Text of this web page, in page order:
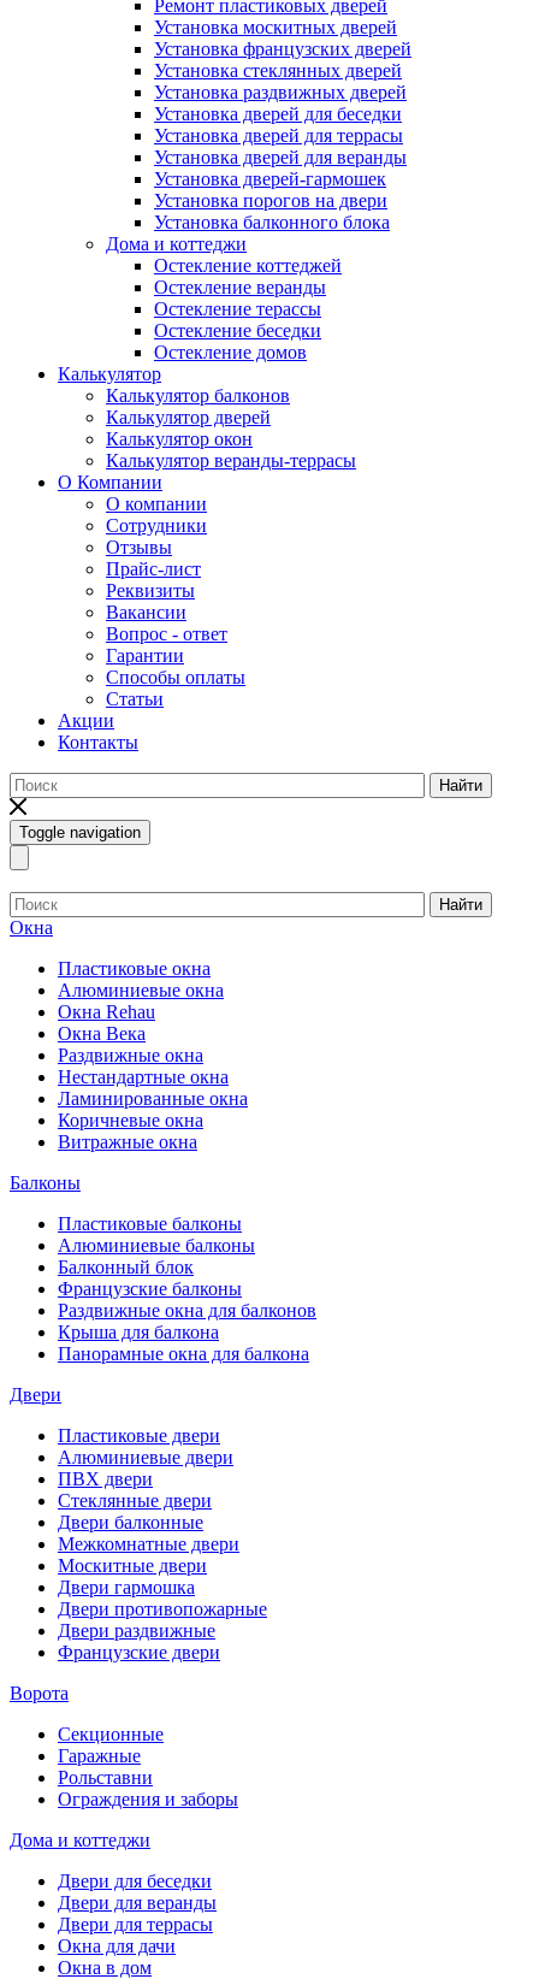
Ремонт пластиковых дверей
Установка москитных дверей
Установка французских дверей
Установка стеклянных дверей
Установка раздвижных дверей
Установка дверей для беседки
Установка дверей для террасы
Установка дверей для веранды
Установка дверей-гармошек
Установка порогов на двери
Установка балконного блока
Дома и коттеджи
Остекление коттеджей
Остекление веранды
Остекление терассы
Остекление беседки
Остекление домов
Калькулятор
Калькулятор балконов
Калькулятор дверей
Калькулятор окон
Калькулятор веранды-террасы
О Компании
О компании
Сотрудники
Отзывы
Прайс-лист
Реквизиты
Вакансии
Вопрос - ответ
Гарантии
Способы оплаты
Статьи
Акции
Контакты
Найти
Toggle navigation
Найти
Окна
Пластиковые окна
Алюминиевые окна
Окна Rehau
Окна Века
Раздвижные окна
Нестандартные окна
Ламинированные окна
Коричневые окна
Витражные окна
Балконы
Пластиковые балконы
Алюминиевые балконы
Балконный блок
Французские балконы
Раздвижные окна для балконов
Крыша для балкона
Панорамные окна для балкона
Двери
Пластиковые двери
Алюминиевые двери
ПВХ двери
Стеклянные двери
Двери балконные
Межкомнатные двери
Москитные двери
Двери гармошка
Двери противопожарные
Двери раздвижные
Французские двери
Ворота
Секционные
Гаражные
Рольставни
Ограждения и заборы
Дома и коттеджи
Двери для беседки
Двери для веранды
Двери для террасы
Окна для дачи
Окна в дом